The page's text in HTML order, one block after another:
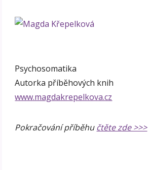
Psychosomatika
Autorka příběhových knih
www.magdakrepelkova.cz
Pokračování příběhučtěte zde >>>